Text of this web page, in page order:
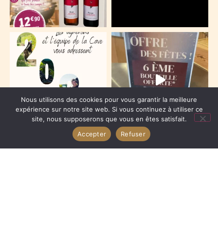
Nous utilisons des cookies pour vous garantir la meilleure
expérience sur notre site web. Si vous continuez à utiliser ce
site, nous supposerons que vous en êtes satisfait.
Accepter
Refuser